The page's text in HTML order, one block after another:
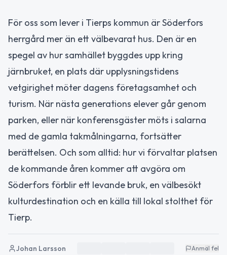
För oss som lever i Tierps kommun är Söderfors
herrgård mer än ett välbevarat hus. Den är en
spegel av hur samhället byggdes upp kring
järnbruket, en plats där upplysningstidens
vetgirighet möter dagens företagsamhet och
turism. När nästa generations elever går genom
parken, eller när konferensgäster möts i salarna
med de gamla takmålningarna, fortsätter
berättelsen. Och som alltid: hur vi förvaltar platsen
de kommande åren kommer att avgöra om
Söderfors förblir ett levande bruk, en välbesökt
kulturdestination och en källa till lokal stolthet för
Tierp.
Johan Larsson Anmäl fel